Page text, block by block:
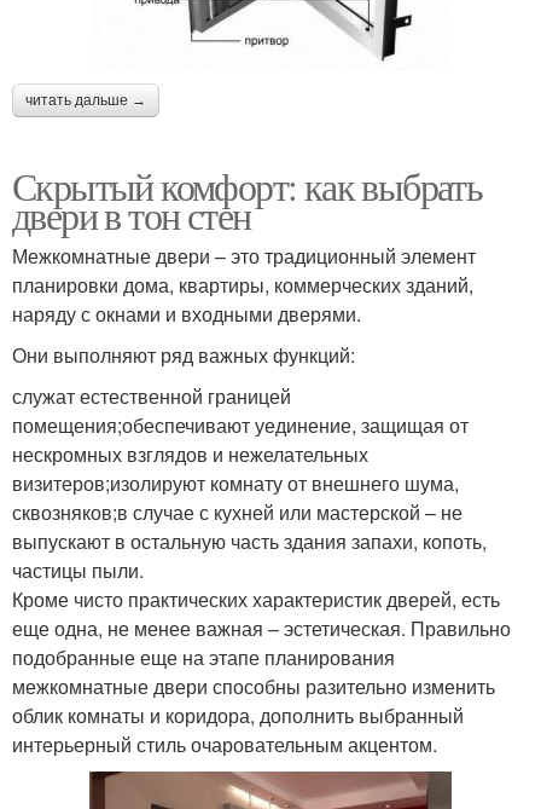
читать дальше →
Скрытый комфорт: как выбрать
двери в тон стен
Межкомнатные двери – это традиционный элемент
планировки дома, квартиры, коммерческих зданий,
наряду с окнами и входными дверями.
Они выполняют ряд важных функций:
служат естественной границей
помещения;обеспечивают уединение, защищая от
нескромных взглядов и нежелательных
визитеров;изолируют комнату от внешнего шума,
сквозняков;в случае с кухней или мастерской – не
выпускают в остальную часть здания запахи, копоть,
частицы пыли.
Кроме чисто практических характеристик дверей, есть
еще одна, не менее важная – эстетическая. Правильно
подобранные еще на этапе планирования
межкомнатные двери способны разительно изменить
облик комнаты и коридора, дополнить выбранный
интерьерный стиль очаровательным акцентом.